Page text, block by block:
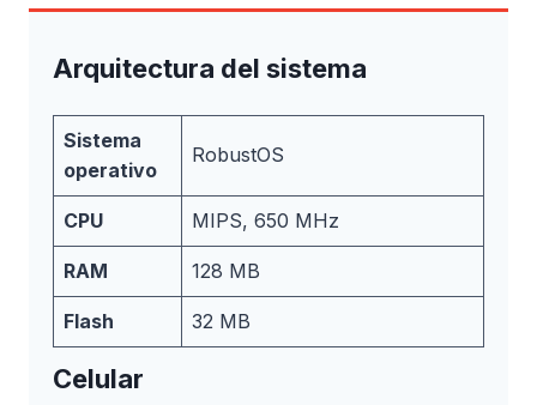
Arquitectura del sistema
Sistema
operativo
RobustOS
CPU MIPS, 650 MHz
RAM 128 MB
Flash 32 MB
Celular